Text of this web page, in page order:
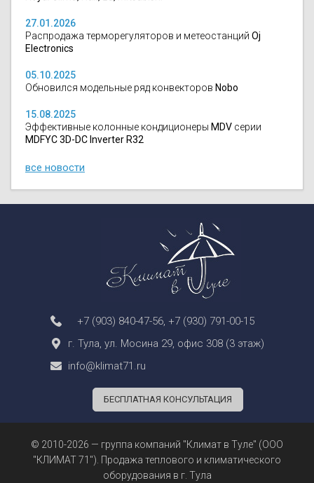
27.01.2026
Распродажа терморегуляторов и метеостанций Oj
Electronics
05.10.2025
Обновился модельные ряд конвекторов Nobo
15.08.2025
Эффективные колонные кондиционеры MDV серии
MDFYC 3D-DC Inverter R32
все новости
+7 (903) 840-47-56 +7 (930) 791-00-15
г. Тула, ул. Мосина 29, офис 308 (3 этаж)
info@klimat71.ru
БЕСПЛАТНАЯ КОНСУЛЬТАЦИЯ
© 2010-2026 — группа компаний "Климат в Туле" (ООО
"КЛИМАТ 71"). Продажа теплового и климатического
оборудования в г. Тула